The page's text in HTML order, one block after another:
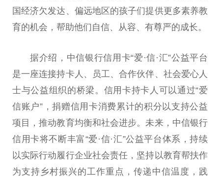
国经济欠发达、偏远地区的孩子们提供更多素养教
育的机会，帮助他们自信、从容、有尊严的成长。
据介绍，中信银行信用卡“爱·信·汇”公益平台
是一座连接持卡人、员工、合作伙伴、社会爱心人
士与公益组织的桥梁。信用卡持卡人可以通过“爱
信账户”，捐赠信用卡消费累计的积分以支持公益
项目，推动教育均衡和社会进步。未来，中信银行
信用卡将不断丰富“爱·信·汇”公益平台体系，持续
以实际行动履行企业社会责任，坚持以教育帮扶作
为支持 乡村振兴的工作重点，传递中信温度，践